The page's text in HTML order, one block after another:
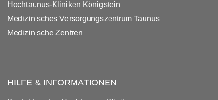
Hochtaunus-Kliniken Königstein
Medizinisches Versorgungszentrum Taunus
Medizinische Zentren
HILFE & INFORMATIONEN